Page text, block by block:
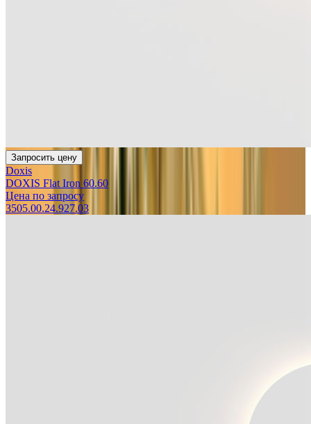
Запросить цену
Doxis
DOXIS Flat Iron 60.60
Цена по запросу
3505.00.24.927.03